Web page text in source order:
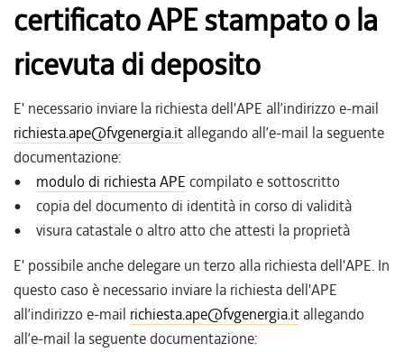
certificato APE stampato o la
ricevuta di deposito
E' necessario inviare la richiesta dell'APE all’indirizzo e-mail
richiesta.ape@fvgenergia.it allegando all’e-mail la seguente
documentazione:
• modulo di richiesta APE compilato e sottoscritto
• copia del documento di identità in corso di validità
• visura catastale o altro atto che attesti la proprietà
E' possibile anche delegare un terzo alla richiesta dell'APE. In
questo caso è necessario inviare la richiesta dell'APE
all’indirizzo e-mail richiesta.ape@fvgenergia.it allegando
all’e-mail la seguente documentazione: